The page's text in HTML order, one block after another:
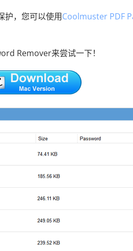
护，您可以使用Coolmuster PDF
Remover来尝试一下！